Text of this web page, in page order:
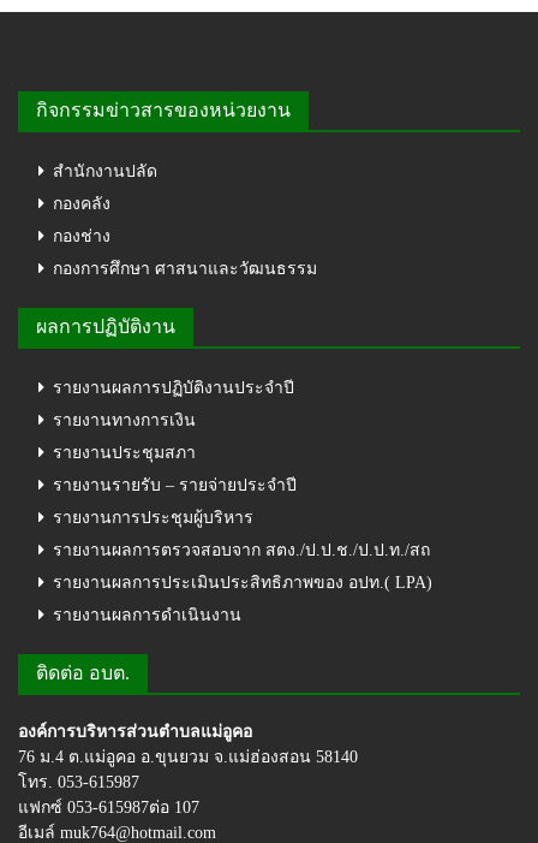
กิจกรรมข่าวสารของหน่วยงาน
สำนักงานปลัด
กองคลัง
กองช่าง
กองการศึกษา ศาสนาและวัฒนธรรม
ผลการปฏิบัติงาน
รายงานผลการปฏิบัติงานประจำปี
รายงานทางการเงิน
รายงานประชุมสภา
รายงานรายรับ – รายจ่ายประจำปี
รายงานการประชุมผู้บริหาร
รายงานผลการตรวจสอบจาก สตง./ป.ป.ช./ป.ป.ท./สถ
รายงานผลการประเมินประสิทธิภาพของ อปท.( LPA)
รายงานผลการดำเนินงาน
ติดต่อ อบต.
องค์การบริหารส่วนตำบลแม่อูคอ
76 ม.4 ต.แม่อูคอ อ.ขุนยวม จ.แม่ฮ่องสอน 58140
โทร. 053-615987
แฟกซ์ 053-615987ต่อ 107
อีเมล์ muk764@hotmail.com